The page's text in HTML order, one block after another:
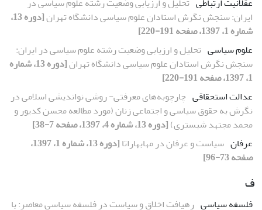
ایران: سنجش نگرش استادان علوم سیاسی دانشگاه تهران
[دوره 13،
شماره 1، 1397، صفحه 191-220]
علوم سیاسی تحلیل و ارزیابی وضعیت رشته علوم سیاسی در ایران:
سنجش نگرش استادان علوم سیاسی دانشگاه تهران
[دوره 13، شماره
1، 1397، صفحه 191-220]
عدالت استحقاقی چارچوبه‌های معرفتی- روشی نواندیشی اسلامی در
نگرش به حقوق سیاسی و اجتماعی زنان (مورد مطالعه محسن کدیور و
محمد مجتهد شبستری)[دوره 13، شماره 4، 1397، صفحه 7-38]
عرفان سیاست و عرفان در مهابهاراتا
[دوره 13، شماره 1، 1397،
صفحه 73-96]
ف
فلسفه سیاسی رهیافت اخلاق و سیاست در فلسفه سیاسی معاصر: با